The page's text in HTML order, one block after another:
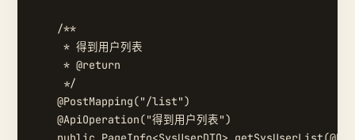
    /**
     * 得到用户列表
     * @return
     */
    @PostMapping("/list")
    @ApiOperation("得到用户列表")